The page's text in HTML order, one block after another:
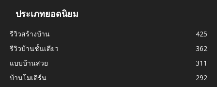
ประเภทยอดนิยม
รีวิวสร้างบ้าน
425
รีวิวบ้านชั้นเดียว
362
แบบบ้านสวย
311
บ้านโมเดิร์น
292